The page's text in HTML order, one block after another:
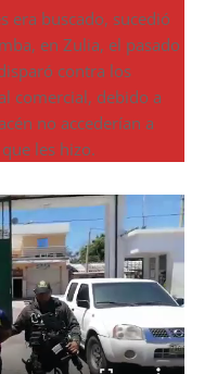
era buscado, sucedió
en Zulia, el pasado
contra los
comercial, debido a
no accederían a
les hizo.